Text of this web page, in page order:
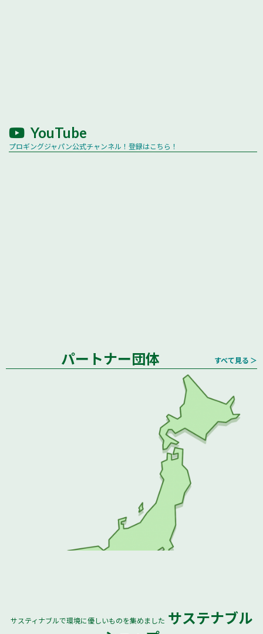
YouTube
プロギングジャパン公式チャンネル！登録はこちら！
すべて見る ＞
パートナー団体
サスティナブルで環境に優しいものを集めました サステナブル